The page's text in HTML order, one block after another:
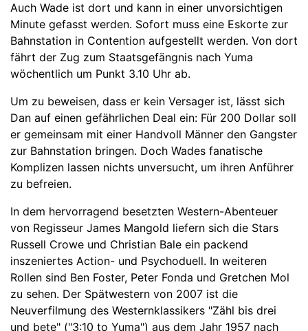
Auch Wade ist dort und kann in einer unvorsichtigen
Minute gefasst werden. Sofort muss eine Eskorte zur
Bahnstation in Contention aufgestellt werden. Von dort
fährt der Zug zum Staatsgefängnis nach Yuma
wöchentlich um Punkt 3.10 Uhr ab.
Um zu beweisen, dass er kein Versager ist, lässt sich
Dan auf einen gefährlichen Deal ein: Für 200 Dollar soll
er gemeinsam mit einer Handvoll Männer den Gangster
zur Bahnstation bringen. Doch Wades fanatische
Komplizen lassen nichts unversucht, um ihren Anführer
zu befreien.
In dem hervorragend besetzten Western-Abenteuer
von Regisseur James Mangold liefern sich die Stars
Russell Crowe und Christian Bale ein packend
inszeniertes Action- und Psychoduell. In weiteren
Rollen sind Ben Foster, Peter Fonda und Gretchen Mol
zu sehen. Der Spätwestern von 2007 ist die
Neuverfilmung des Westernklassikers "Zähl bis drei
und bete" ("3:10 to Yuma") aus dem Jahr 1957 nach